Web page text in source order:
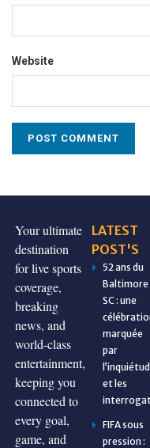
Website
Your ultimate
destination
for live sports
coverage,
breaking
news, and
world-class
entertainment,
keeping you
connected to
every goal,
game, and
LATEST
POST'S
52 ans du
Baltimore
SC : une
marquée
par
et les
FIFA sous
pression :